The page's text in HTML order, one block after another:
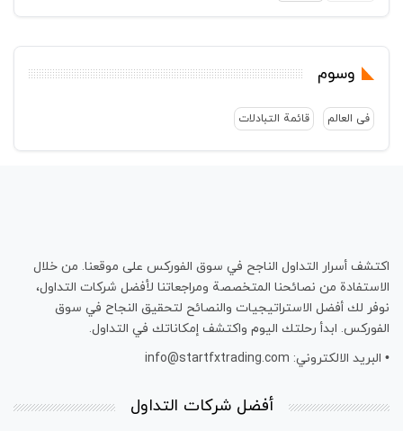
وسوم
فی العالم قائمة التبادلات
اكتشف أسرار التداول الناجح في سوق الفوركس على موقعنا. من خلال
الاستفادة من نصائحنا المتخصصة ومراجعاتنا لأفضل شركات التداول،
نوفر لك أفضل الاستراتيجيات والنصائح لتحقيق النجاح في سوق
الفوركس. ابدأ رحلتك اليوم واكتشف إمكاناتك في التداول.
• البريد الالكتروني: info@startfxtrading.com
أفضل شركات التداول